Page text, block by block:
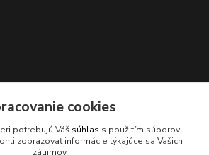
podpora KaravanPoint
hod.)
cookies
potrebujú Váš súhlas s použitím súborov
zobrazovať informácie týkajúce sa Vašich
záujmov.